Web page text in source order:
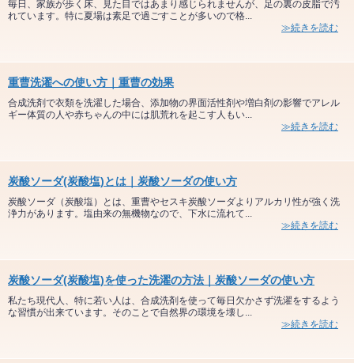
毎日、家族が歩く床、見た目ではあまり感じられませんが、足の裏の皮脂で汚
れています。特に夏場は素足で過ごすことが多いので格...
≫続きを読む
重曹洗濯への使い方｜重曹の効果
合成洗剤で衣類を洗濯した場合、添加物の界面活性剤や増白剤の影響でアレル
ギー体質の人や赤ちゃんの中には肌荒れを起こす人もい...
≫続きを読む
炭酸ソーダ(炭酸塩)とは｜炭酸ソーダの使い方
炭酸ソーダ（炭酸塩）とは、重曹やセスキ炭酸ソーダよりアルカリ性が強く洗
浄力があります。塩由来の無機物なので、下水に流れて...
≫続きを読む
炭酸ソーダ(炭酸塩)を使った洗濯の方法｜炭酸ソーダの使い方
私たち現代人、特に若い人は、合成洗剤を使って毎日欠かさず洗濯をするよう
な習慣が出来ています。そのことで自然界の環境を壊し...
≫続きを読む